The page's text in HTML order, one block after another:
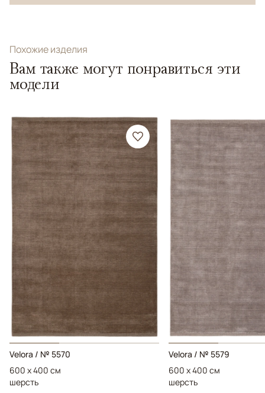
Похожие изделия
Вам также могут понравиться эти
модели
Velora / № 5570
600 x 400 см
шерсть
Velora / № 5579
600 x 400 см
шерсть